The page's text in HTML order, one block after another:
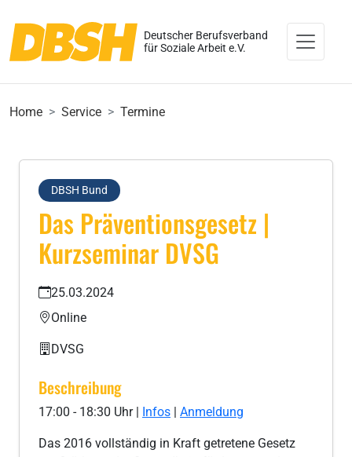
Deutscher Berufsverband
für Soziale Arbeit e.V.
Home Service Termine
DBSH Bund
Das Präventionsgesetz |
Kurzseminar DVSG
25.03.2024
Online
DVSG
Beschreibung
17:00 - 18:30 Uhr | Infos | Anmeldung
Das 2016 vollständig in Kraft getretene Gesetz